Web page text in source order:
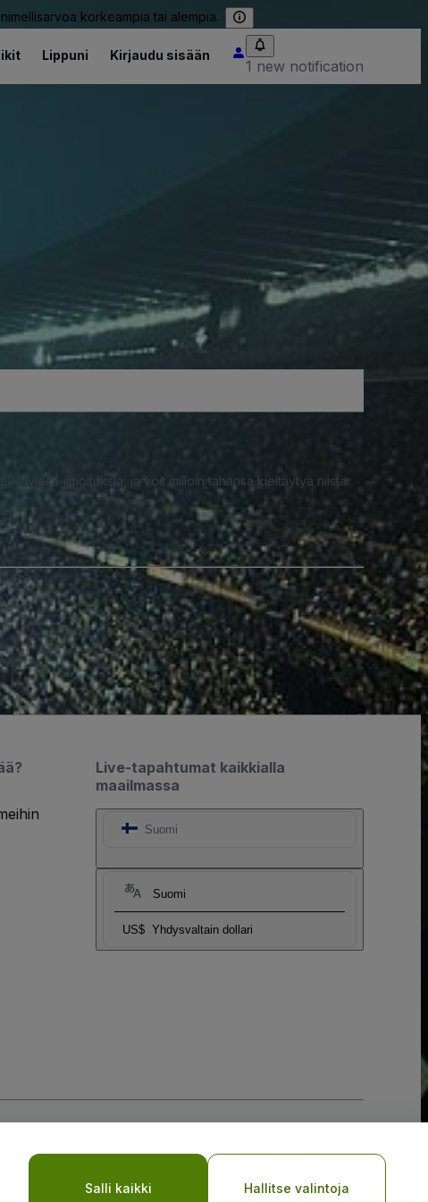
korkeampia tai alempia.
Lippuni Kirjaudu sisään
1 new notification
ilmoituksia, ja voit milloin tahansa kieltäytyä niistä.
Live-tapahtumat kaikkialla
maailmassa
Suomi
Suomi
US$ Yhdysvaltain dollari
Salli kaikki Hallitse valintoja